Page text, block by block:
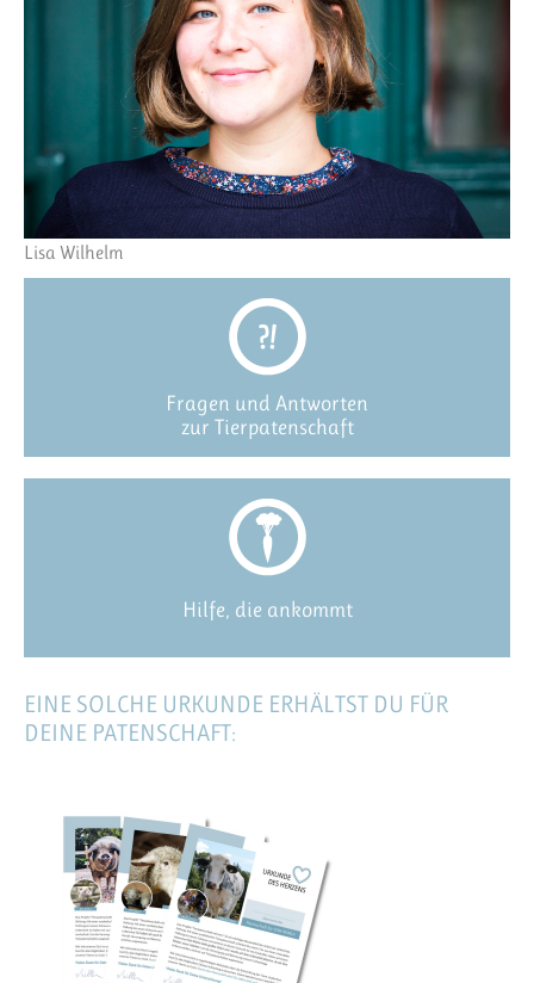
Lisa Wilhelm
Fragen und Antworten
zur Tierpatenschaft
Hilfe, die ankommt
EINE SOLCHE URKUNDE ERHÄLTST DU FÜR
DEINE PATENSCHAFT: